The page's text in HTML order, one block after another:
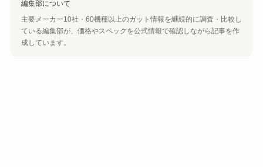
編集部について
主要メーカー10社・60機種以上のガット情報を継続的に調査・比較し
ている編集部が、価格やスペックを公式情報で確認しながら記事を作
成しています。